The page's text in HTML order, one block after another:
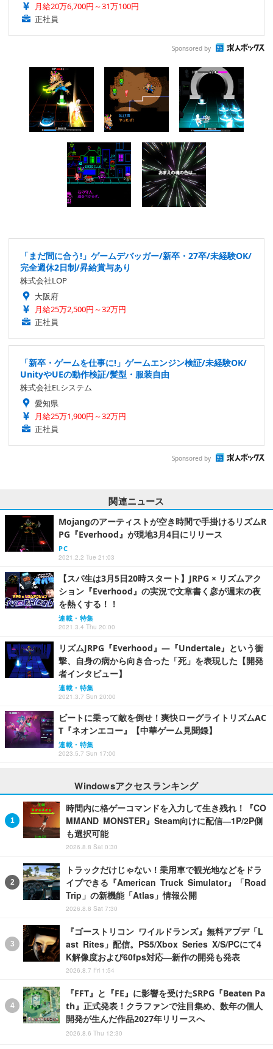
月給20万6,700円～31万100円
正社員
Sponsored by
「まだ間に合う!」ゲームデバッガー/新卒・27卒/未経験OK/
完全週休2日制/昇給賞与あり
株式会社LOP
大阪府
月給25万2,500円～32万円
正社員
「新卒・ゲームを仕事に!」ゲームエンジン検証/未経験OK/
UnityやUEの動作検証/髪型・服装自由
株式会社ELシステム
愛知県
月給25万1,900円～32万円
正社員
Sponsored by
関連ニュース
Mojangのアーティストが空き時間で手掛けるリズムR
PG『Everhood』が現地3月4日にリリース
PC
2021.2.2 Tue 21:03
【スパ生は3月5日20時スタート】JRPG × リズムアク
ション『Everhood』の実況で文章書く彦が週末の夜
を熱くする！！
連載・特集
2021.3.4 Thu 20:00
リズムJRPG『Everhood』―『Undertale』という衝
撃、自身の病から向き合った「死」を表現した【開発
者インタビュー】
連載・特集
2021.3.7 Sun 20:00
ビートに乗って敵を倒せ！爽快ローグライトリズムAC
T『ネオンエコー』【中華ゲーム見聞録】
連載・特集
2023.5.7 Sun 17:00
Windowsアクセスランキング
時間内に格ゲーコマンドを入力して生き残れ！『CO
MMAND MONSTER』Steam向けに配信―1P/2P側
も選択可能
2026.8.8 Sat 0:30
トラックだけじゃない！乗用車で観光地などをドラ
イブできる『American Truck Simulator』「Road
Trip」の新機能「Atlas」情報公開
2026.8.8 Sat 7:30
『ゴーストリコン ワイルドランズ』無料アプデ「L
ast Rites」配信。PS5/Xbox Series X/S/PCにて4
K解像度および60fps対応―新作の開発も発表
2026.8.7 Fri 1:54
『FFT』と『FE』に影響を受けたSRPG『Beaten Pa
th』正式発表！クラファンで注目集め、数年の個人
開発が生んだ作品2027年リリースへ
2026.8.6 Thu 12:30